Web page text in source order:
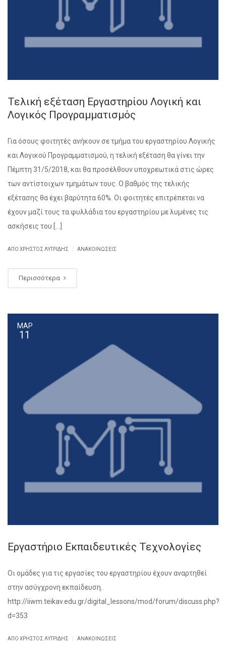
Τελική εξέταση Εργαστηρίου Λογική και
Λογικός Προγραμματισμός
Για όσους φοιτητές ανήκουν σε τμήμα του εργαστηρίου Λογικής
και Λογικού Προγραμματισμού, η τελική εξέταση θα γίνει την
Πέμπτη 31/5/2018, και θα προσέλθουν υποχρεωτικά στις ώρες
των αντίστοιχων τμημάτων τους. Ο βαθμός της τελικής
εξέτασης θα έχει βαρύτητα 60%. Οι φοιτητές επιτρέπεται να
έχουν μαζί τους τα φυλλάδια του εργαστηρίου με λυμένες τις
ασκήσεις του […]
ΑΠΌ ΧΡΉΣΤΟΣ ΛΥΤΡΊΔΗΣ ΑΝΑΚΟΙΝΏΣΕΙΣ
Περισσότερα
ΜΑΡ
11
Εργαστήριο Εκπαιδευτικές Τεχνολογίες
Οι ομάδες για τις εργασίες του εργαστηρίου έχουν αναρτηθεί
στην ασύγχρονη εκπαίδευση.
http://iiwm.teikav.edu.gr/digital_lessons/mod/forum/discuss.php?
d=353
ΑΠΌ ΧΡΉΣΤΟΣ ΛΥΤΡΊΔΗΣ ΑΝΑΚΟΙΝΏΣΕΙΣ